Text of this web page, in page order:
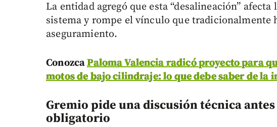
La entidad agregó que esta “desalineación”
sistema y rompe el vínculo que tradicionalmente
aseguramiento.
ConozcaPaloma Valencia radicó proyecto para
motos de bajo cilindraje: lo que debe saber de la
Gremio pide una discusión técnica
obligatorio